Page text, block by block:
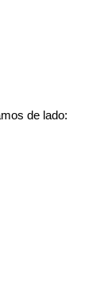
de lado: